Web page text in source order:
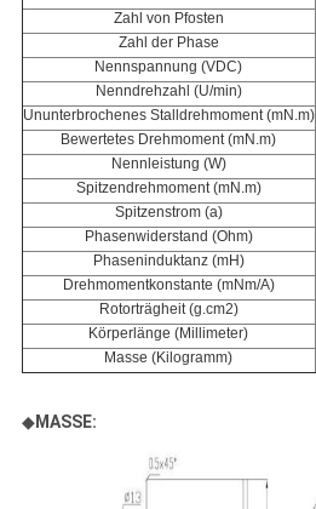
Zahl von Pfosten
Zahl der Phase
Nennspannung (VDC)
Nenndrehzahl (U/min)
Ununterbrochenes Stalldrehmoment (mN.m)
Bewertetes Drehmoment (mN.m)
Nennleistung (W)
Spitzendrehmoment (mN.m)
Spitzenstrom (a)
Phasenwiderstand (Ohm)
Phaseninduktanz (mH)
Drehmomentkonstante (mNm/A)
Rotorträgheit (g.cm2)
Körperlänge (Millimeter)
Masse (Kilogramm)
◆MASSE: